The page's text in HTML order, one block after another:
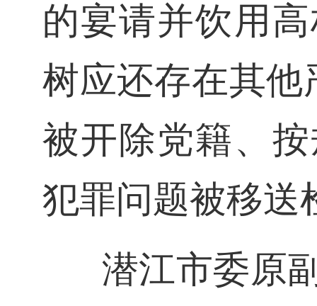
的宴请并饮用
树应还存在其他
被开除党籍、
犯罪问题被移送
潜江市委原